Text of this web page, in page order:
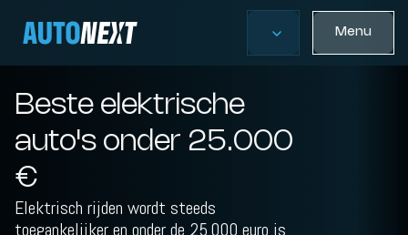
Menu
Beste elektrische
auto's onder 25.000
€
Elektrisch rijden wordt steeds
toegankelijker en onder de 25.000 euro is